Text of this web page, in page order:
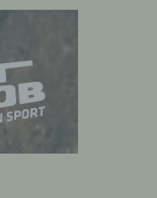
Daten, die
verwendet
Aspekte,
beziehen,
um Aspekte
Vorlieben,
Verhalten,
dieser